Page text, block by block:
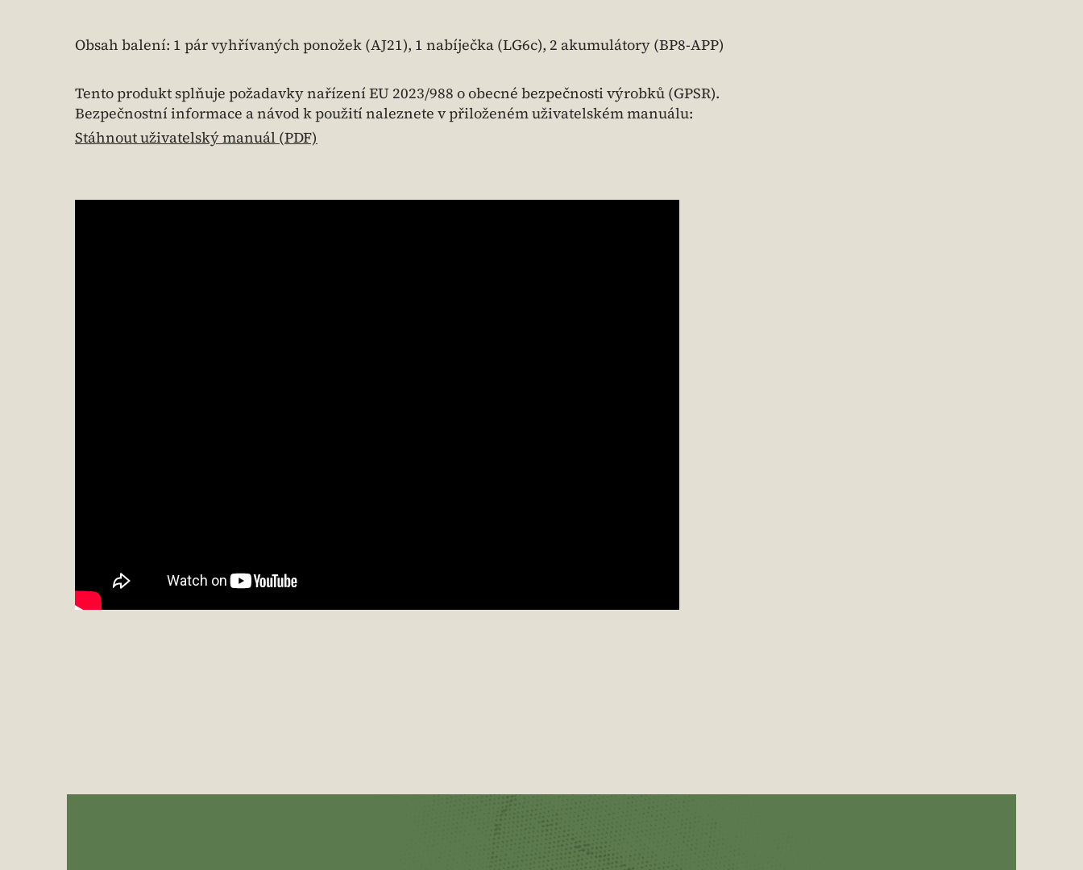
Obsah balení: 1 pár vyhřívaných ponožek (AJ21), 1 nabíječka (LG6c), 2 akumulátory (BP8-APP)
Tento produkt splňuje požadavky nařízení EU 2023/988 o obecné bezpečnosti výrobků (GPSR).
Bezpečnostní informace a návod k použití naleznete v přiloženém uživatelském manuálu:
Stáhnout uživatelský manuál (PDF)